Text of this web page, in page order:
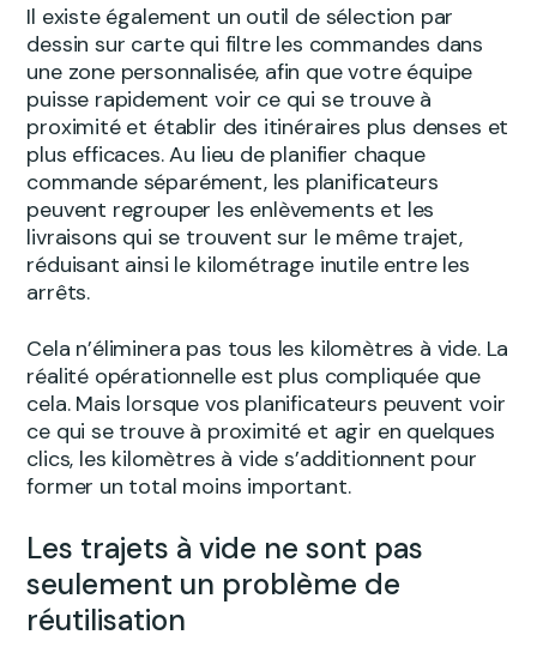
Il existe également un outil de sélection par
dessin sur carte qui filtre les commandes dans
une zone personnalisée, afin que votre équipe
puisse rapidement voir ce qui se trouve à
proximité et établir des itinéraires plus denses et
plus efficaces. Au lieu de planifier chaque
commande séparément, les planificateurs
peuvent regrouper les enlèvements et les
livraisons qui se trouvent sur le même trajet,
réduisant ainsi le kilométrage inutile entre les
arrêts.
Cela n’éliminera pas tous les kilomètres à vide. La
réalité opérationnelle est plus compliquée que
cela. Mais lorsque vos planificateurs peuvent voir
ce qui se trouve à proximité et agir en quelques
clics, les kilomètres à vide s’additionnent pour
former un total moins important.
Les trajets à vide ne sont pas
seulement un problème de
réutilisation